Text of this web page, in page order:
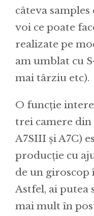
câteva samples
voi ce poate
realizate pe
am umblat cu
mai târziu etc).
O funcție
trei camere
A7SIII și A7C)
producție cu
de un
Astfel, ai putea
mai mult în